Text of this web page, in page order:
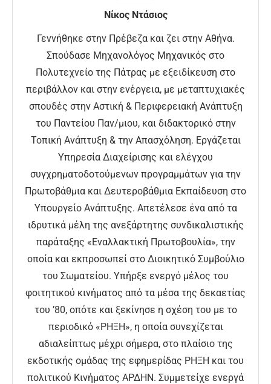
Νίκος Ντάσιος
Γεννήθηκε στην Πρέβεζα και ζει στην Αθήνα.
Σπούδασε Μηχανολόγος Μηχανικός στο
Πολυτεχνείο της Πάτρας με εξειδίκευση στο
περιβάλλον και στην ενέργεια, με μεταπτυχιακές
σπουδές στην Αστική & Περιφερειακή Ανάπτυξη
του Παντείου Παν/μιου, και διδακτορικό στην
Τοπική Ανάπτυξη & την Απασχόληση. Εργάζεται
Υπηρεσία Διαχείρισης και ελέγχου
συγχρηματοδοτούμενων προγραμμάτων για την
Πρωτοβάθμια και Δευτεροβάθμια Εκπαίδευση στο
Υπουργείο Ανάπτυξης. Απετέλεσε ένα από τα
ιδρυτικά μέλη της ανεξάρτητης συνδικαλιστικής
παράταξης «Εναλλακτική Πρωτοβουλία», την
οποία και εκπροσωπεί στο Διοικητικό Συμβούλιο
του Σωματείου. Υπήρξε ενεργό μέλος του
φοιτητικού κινήματος από τα μέσα της δεκαετίας
του ’80, οπότε και ξεκίνησε η σχέση του με το
περιοδικό «ΡΗΞΗ», η οποία συνεχίζεται
αδιαλείπτως μέχρι σήμερα, στο πλαίσιο της
εκδοτικής ομάδας της εφημερίδας ΡΗΞΗ και του
πολιτικού Κινήματος ΑΡΔΗΝ. Συμμετείχε ενεργά